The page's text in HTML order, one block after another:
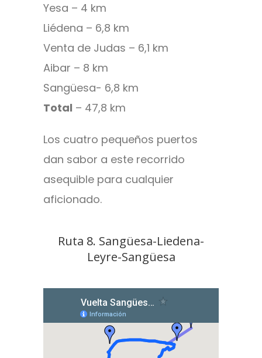
Yesa – 4 km
Liédena – 6,8 km
Venta de Judas – 6,1 km
Aibar – 8 km
Sangüesa- 6,8 km
Total – 47,8 km
Los cuatro pequeños puertos
dan sabor a este recorrido
asequible para cualquier
aficionado.
Ruta 8. Sangüesa-Liedena-
Leyre-Sangüesa